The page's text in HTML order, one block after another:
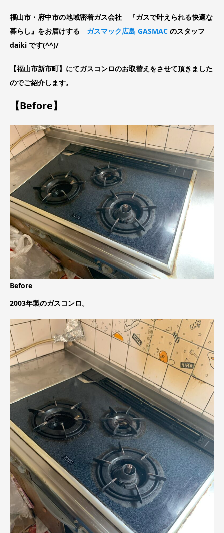
福山市・府中市の地域密着ガス会社 『ガスで叶えられる快適な
暮らし』をお届けする ガスマック広島 GASMAC のスタッフ
daiki です(^^)/
【福山市新市町】にてガスコンロのお取替えをさせて頂きました
のでご紹介します。
【Before】
Before
2003年製のガスコンロ。